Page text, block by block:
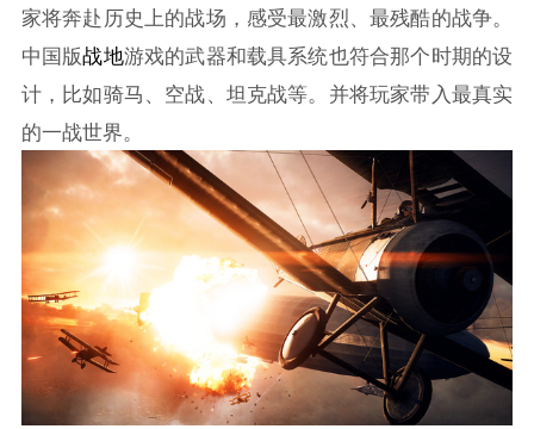
家将奔赴历史上的战场，感受最激烈、最残酷的战争。
中国版战地游戏的武器和载具系统也符合那个时期的设
计，比如骑马、空战、坦克战等。并将玩家带入最真实
的一战世界。